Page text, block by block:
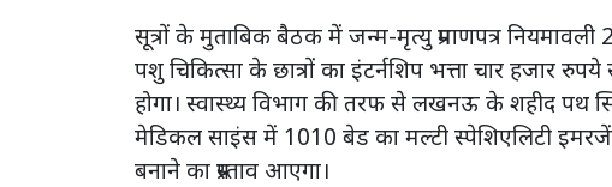
सूत्रों के मुताबिक बैठक में जन्म-मृत्यु प्रमाणपत्र
पशु चिकित्सा के छात्रों का इंटर्नशिप भत्ता चार हजार
होगा। स्वास्थ्य विभाग की तरफ से लखनऊ के शहीद पथ
मेडिकल साइंस में 1010 बेड का मल्टी स्पेशिएलिटी
बनाने का प्रस्ताव आएगा।